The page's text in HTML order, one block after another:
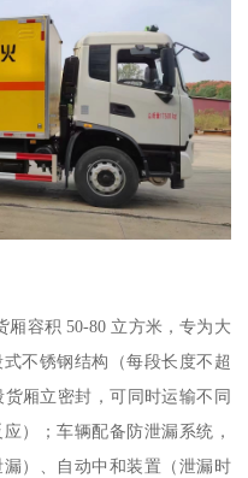
厢容积 50-80 立方米，专为大
不锈钢结构（每段长度不超
厢立密封，可同时运输不同
）；车辆配备防泄漏系统，
）、自动中和装置（泄漏时